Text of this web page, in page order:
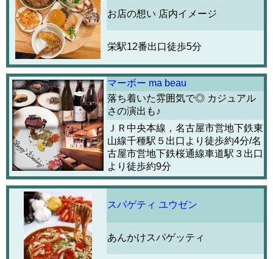
お店の想い 店内イメージ
栄駅12番出口徒歩5分
マーボー ma beau
落ち着いた雰囲気で◎ カジュアル
さの演出も♪
ＪＲ中央本線，名古屋市営地下鉄東
山線千種駅５出口より徒歩約4分/名
古屋市営地下鉄桜通線車道駅３出口
より徒歩約9分
スパゲティ ユウゼン
あんかけスパゲッティ